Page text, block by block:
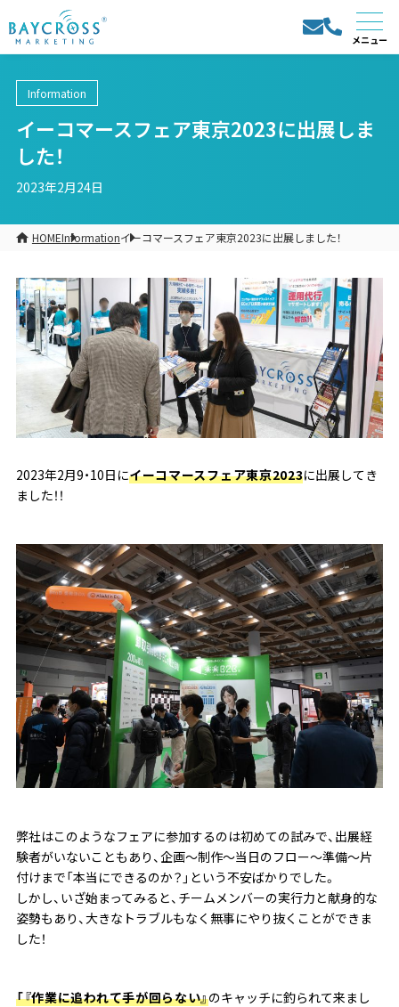
Information
イーコマースフェア東京2023に出展しま
した！
2023年2月24日
HOMEInformationイーコマースフェア東京2023に出展しました！
2023年2月9・10日にイーコマースフェア東京2023に出展してき
ました！！
弊社はこのようなフェアに参加するのは初めての試みで、出展経
験者がいないこともあり、企画～制作～当日のフロー～準備～片
付けまで「本当にできるのか？」という不安ばかりでした。
しかし、いざ始まってみると、チームメンバーの実行力と献身的な
姿勢もあり、大きなトラブルもなく無事にやり抜くことができま
した！
「『作業に追われて手が回らない』のキャッチに釣られて来まし